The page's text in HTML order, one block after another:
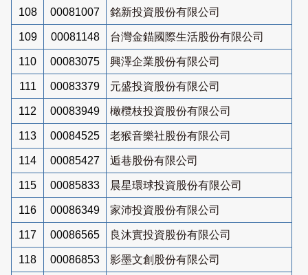
108 00081007 銘新投資股份有限公司
109 00081148 台灣金錨國際生活股份有限公司
110 00083075 興澤企業股份有限公司
111 00083379 元盛投資股份有限公司
112 00083949 橄欖枝投資股份有限公司
113 00084525 老猴音樂社股份有限公司
114 00085427 逅巷股份有限公司
115 00085833 晨星環球投資股份有限公司
116 00086349 家沛投資股份有限公司
117 00086565 良沐實投資股份有限公司
118 00086853 影墨文創股份有限公司